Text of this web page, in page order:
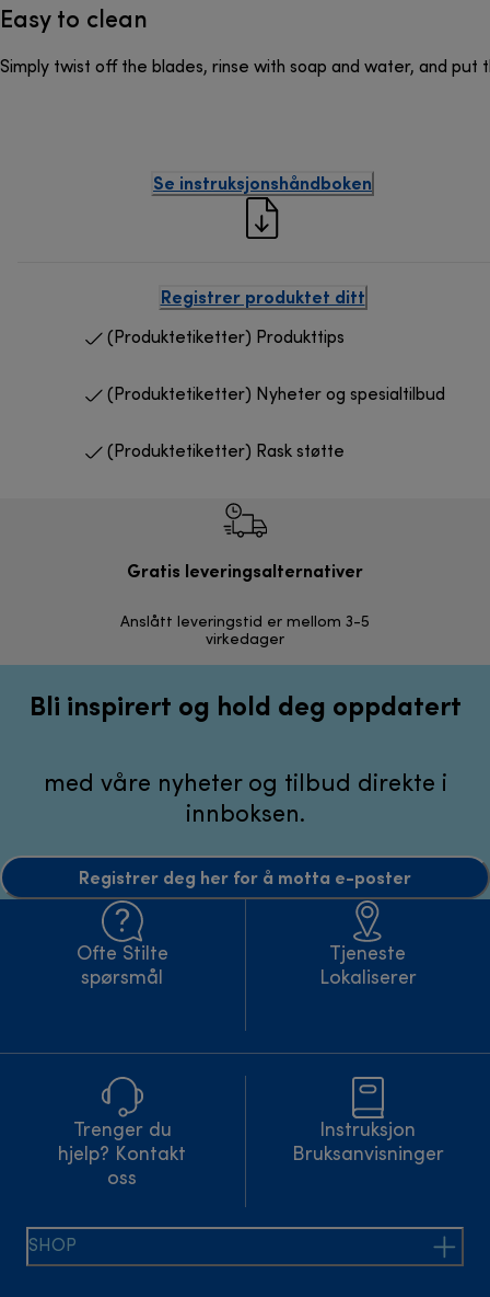
Easy to clean
Simply twist off the blades, rinse with soap and water, and put
Se instruksjonshåndboken
Registrer produktet ditt
(Produktetiketter) Produkttips
(Produktetiketter) Nyheter og spesialtilbud
(Produktetiketter) Rask støtte
Gratis leveringsalternativer
Anslått leveringstid er mellom 3-5
virkedager
Bli inspirert og hold deg oppdatert
med våre nyheter og tilbud direkte i
innboksen.
Registrer deg her for å motta e-poster
Ofte Stilte
spørsmål
Tjeneste
Lokaliserer
Trenger du
hjelp? Kontakt
oss
Instruksjon
Bruksanvisninger
SHOP